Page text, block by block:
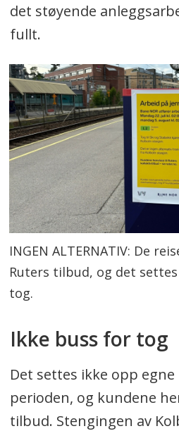
det støyende
fullt.
INGEN ALTERNATIV: De
Ruters tilbud, og det
tog.
Ikke buss for tog
Det settes ikke opp
perioden, og kundene
tilbud. Stengingen av